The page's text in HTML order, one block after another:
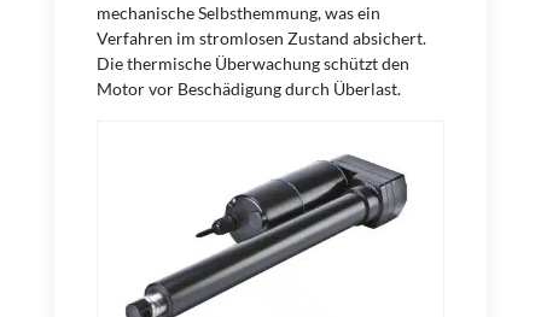
mechanische Selbsthemmung, was ein
Verfahren im stromlosen Zustand absichert.
Die thermische Überwachung schützt den
Motor vor Beschädigung durch Überlast.